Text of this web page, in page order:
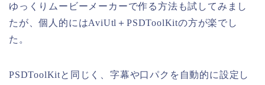
ゆっくりムービーメーカーで作る方法も試してみまし
たが、個人的にはAviUtl＋PSDToolKitの方が楽でし
た。
PSDToolKitと同じく、字幕や口パクを自動的に設定し